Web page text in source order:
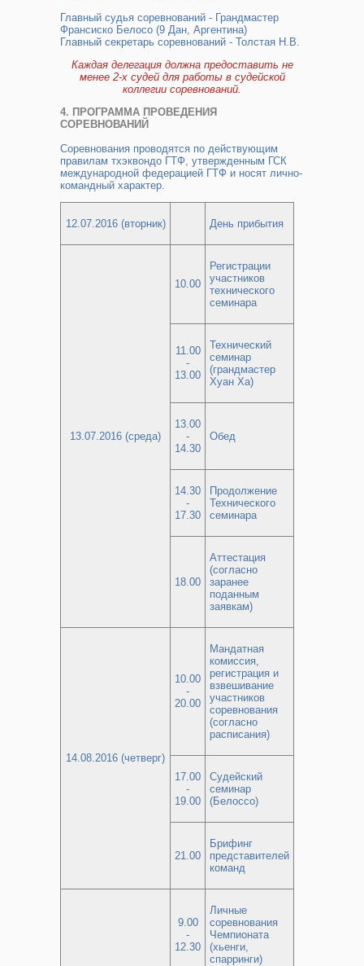
Главный судья соревнований - Грандмастер
Франсиско Белосо (9 Дан, Аргентина)
Главный секретарь соревнований - Толстая Н.В.
Каждая делегация должна предоставить не
менее 2-х судей для работы в судейской
коллегии соревнований.
4. ПРОГРАММА ПРОВЕДЕНИЯ
СОРЕВНОВАНИЙ
Соревнования проводятся по действующим
правилам тхэквондо ГТФ, утвержденным ГСК
международной федерацией ГТФ и носят лично-
командный характер.
12.07.2016 (вторник) День прибытия
13.07.2016 (среда)
10.00
Регистрации
участников
технического
семинара
11.00
-
13.00
Технический
семинар
(грандмастер
Хуан Ха)
13.00
-
14.30
Обед
14.30
-
17.30
Продолжение
Технического
семинара
18.00
Аттестация
(согласно
заранее
поданным
заявкам)
14.08.2016 (четверг)
10.00
-
20.00
Мандатная
комиссия,
регистрация и
взвешивание
участников
соревнования
(согласно
расписания)
17.00
-
19.00
Судейский
семинар
(Белоссо)
21.00
Брифинг
представителей
команд
9.00
-
12.30
Личные
соревнования
Чемпионата
(хьенги,
спарринги)